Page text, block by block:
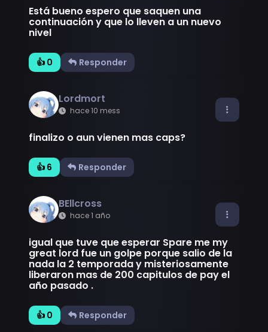
Está bueno espero que saquen una
continuación y que lo lleven a un nuevo
nivel
👍 0 Responder
Lordmort
hace 10 mess
finalizo o aun vienen mas caps?
👍 6 Responder
BEllcross
hace 1 año
igual que tuve que esperar Spare me my
great lord fue un golpe porque salio de la
nada la 2 temporada y misteriosamente
liberaron mas de 200 capitulos de pay el
año pasado .
👍 0 Responder